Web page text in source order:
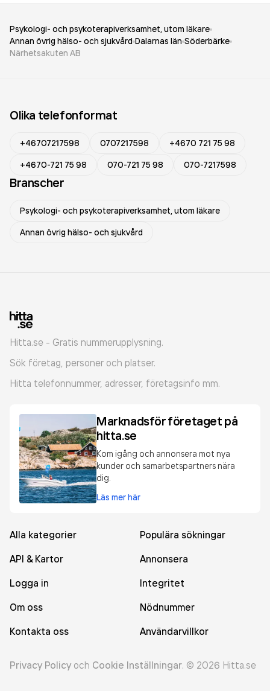
Psykologi- och psykoterapiverksamhet, utom läkare
Annan övrig hälso- och sjukvård Dalarnas län Söderbärke
Närhetsakuten AB
Olika telefonformat
+46707217598 0707217598
+4670 721 75 98
+4670-721 75 98
070-721 75 98 070-7217598
Branscher
Psykologi- och psykoterapiverksamhet, utom läkare
Annan övrig hälso- och sjukvård
Hitta.se - Gratis nummerupplysning.
Sök företag, personer och platser.
Hitta telefonnummer, adresser, företagsinfo mm.
Marknadsför företaget på
hitta.se
Kom igång och annonsera mot nya
kunder och samarbetspartners nära
dig.
Läs mer här
Alla kategorier
Populära sökningar
API & Kartor
Annonsera
Logga in
Integritet
Om oss
Nödnummer
Kontakta oss
Användarvillkor
Privacy Policy och Cookie Inställningar. © 2026 Hitta.se